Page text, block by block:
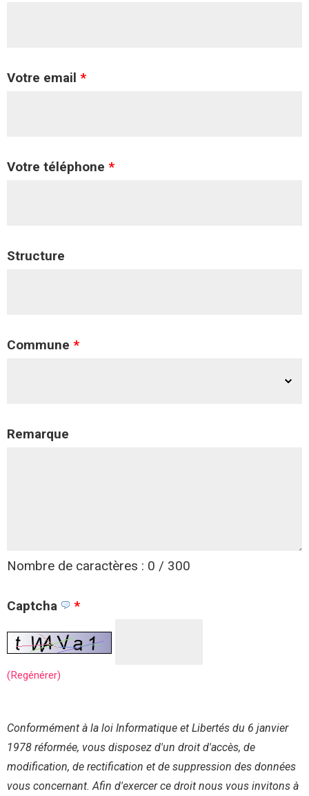
Votre email *
Votre téléphone *
Structure
Commune *
Remarque
Nombre de caractères : 0 / 300
Captcha *
(Regénérer)
Conformément à la loi Informatique et Libertés du 6 janvier
1978 réformée, vous disposez d'un droit d'accès, de
modification, de rectification et de suppression des données
vous concernant. Afin d'exercer ce droit nous vous invitons à